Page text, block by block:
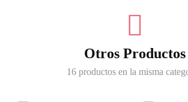
Otros Productos
16 productos en la misma